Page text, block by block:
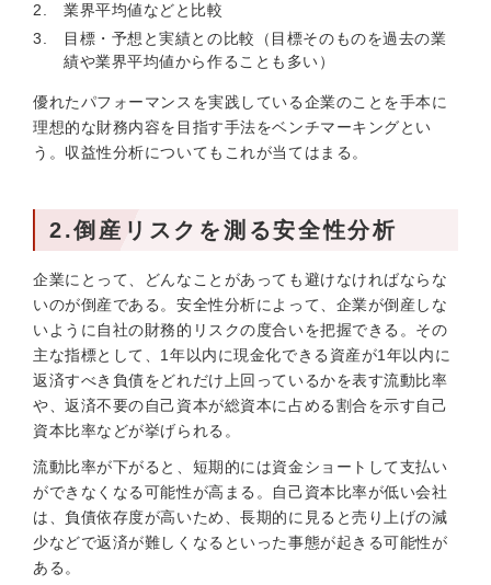
業界平均値などと比較
目標・予想と実績との比較（目標そのものを過去の業
績や業界平均値から作ることも多い）
優れたパフォーマンスを実践している企業のことを手本に
理想的な財務内容を目指す手法をベンチマーキングとい
う。収益性分析についてもこれが当てはまる。
2.倒産リスクを測る安全性分析
企業にとって、どんなことがあっても避けなければならな
いのが倒産である。安全性分析によって、企業が倒産しな
いように自社の財務的リスクの度合いを把握できる。その
主な指標として、1年以内に現金化できる資産が1年以内に
返済すべき負債をどれだけ上回っているかを表す流動比率
や、返済不要の自己資本が総資本に占める割合を示す自己
資本比率などが挙げられる。
流動比率が下がると、短期的には資金ショートして支払い
ができなくなる可能性が高まる。自己資本比率が低い会社
は、負債依存度が高いため、長期的に見ると売り上げの減
少などで返済が難しくなるといった事態が起きる可能性が
ある。